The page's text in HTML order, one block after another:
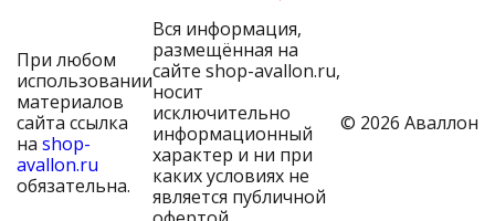
При любом
использовании
материалов
сайта ссылка
на shop-
avallon.ru
обязательна.
Вся информация,
размещённая на
сайте shop-avallon.ru,
носит
исключительно
информационный
характер и ни при
каких условиях не
является публичной
© 2026 Аваллон